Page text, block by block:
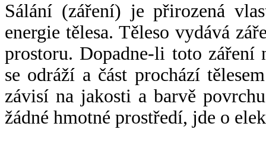
Sálání (záření) je přirozená
energie tělesa. Těleso vydává
prostoru. Dopadne-li toto záření
se odráží a část prochází
závisí na jakosti a barvě
žádné hmotné prostředí, jde o